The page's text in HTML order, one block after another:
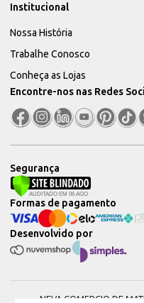
Institucional
Nossa História
Trabalhe Conosco
Conheça as Lojas
Encontre-nos nas Redes
Segurança
Desenvolvido por
Formas de pagamento
NEVA COMERCIO DE